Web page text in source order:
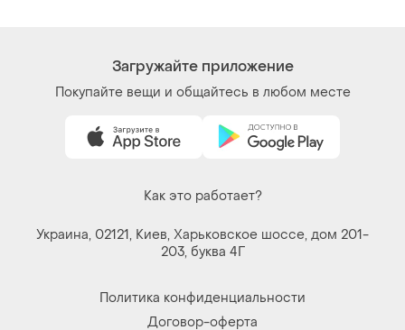
Загружайте приложение
Покупайте вещи и общайтесь в любом месте
Как это работает?
Украина, 02121, Киев, Харьковское шоссе, дом 201-
203, буква 4Г
Политика конфиденциальности
Договор-оферта